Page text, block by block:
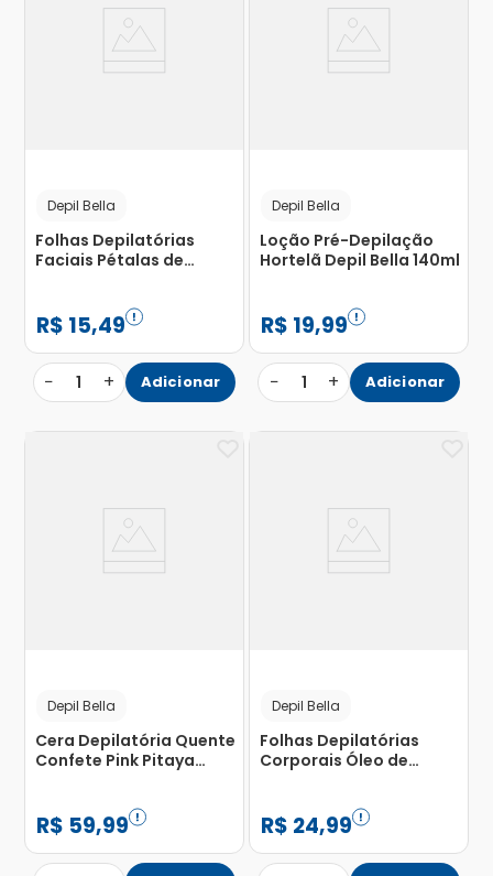
Depil Bella
Folhas Depilatórias
Faciais Pétalas de
R$ 15,49
− 1 + Adicionar
Depil Bella
Loção Pré-Depilação
Hortelã Depil Bella 140ml
R$ 19,99
− 1 + Adicionar
Depil Bella
Cera Depilatória Quente
Confete Pink Pitaya
R$ 59,99
Depil Bella
Folhas Depilatórias
Corporais Óleo de
R$ 24,99